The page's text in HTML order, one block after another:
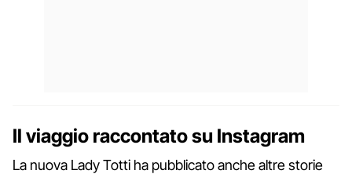
Il viaggio raccontato su Instagram
La nuova Lady Totti ha pubblicato anche altre storie